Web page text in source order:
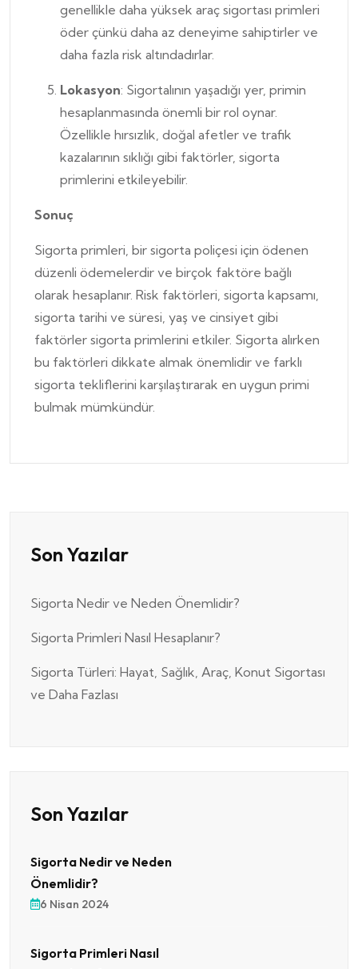
Son Yazılar
Sigorta Nedir ve Neden Önemlidir?
Sigorta Primleri Nasıl Hesaplanır?
Sigorta Türleri: Hayat, Sağlık, Araç, Konut Sigortası
ve Daha Fazlası
Son Yazılar
Sigorta Nedir ve Neden
Önemlidir?
6 Nisan 2024
Sigorta Primleri Nasıl
genellikle daha yüksek araç sigortası primleri
öder çünkü daha az deneyime sahiptirler ve
daha fazla risk altındadırlar.
Lokasyon: Sigortalının yaşadığı yer, primin
hesaplanmasında önemli bir rol oynar.
Özellikle hırsızlık, doğal afetler ve trafik
kazalarının sıklığı gibi faktörler, sigorta
primlerini etkileyebilir.
Sonuç
Sigorta primleri, bir sigorta poliçesi için ödenen
düzenli ödemelerdir ve birçok faktöre bağlı
olarak hesaplanır. Risk faktörleri, sigorta kapsamı,
sigorta tarihi ve süresi, yaş ve cinsiyet gibi
faktörler sigorta primlerini etkiler. Sigorta alırken
bu faktörleri dikkate almak önemlidir ve farklı
sigorta tekliflerini karşılaştırarak en uygun primi
bulmak mümkündür.